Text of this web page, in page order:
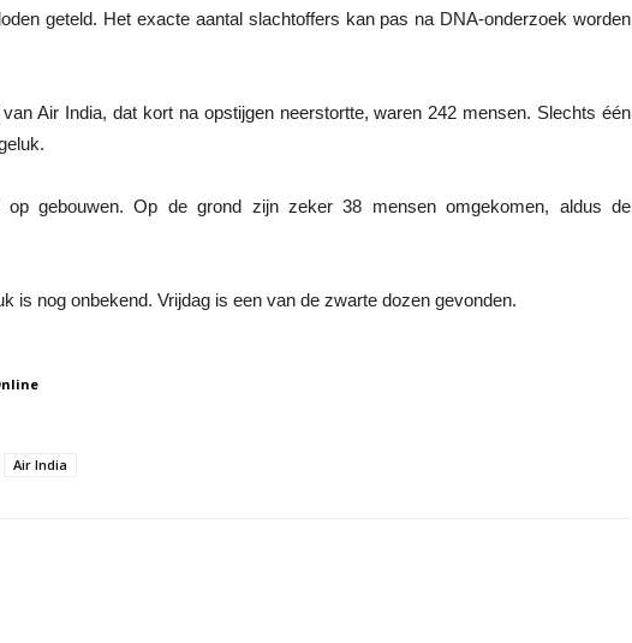
geteld. Het exacte aantal slachtoffers kan pas na DNA-onderzoek worden
Air India, dat kort na opstijgen neerstortte, waren 242 mensen. Slechts één
op gebouwen. Op de grond zijn zeker 38 mensen omgekomen, aldus de
is nog onbekend. Vrijdag is een van de zwarte dozen gevonden.
Air India